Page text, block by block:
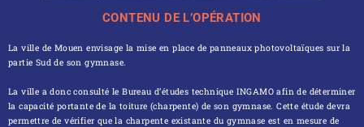
CONTENU DE L’OPÉRATION
La ville de Mouen envisage la mise en place de panneaux photovoltaïques sur la
partie Sud de son gymnase.
La ville a donc consulté le Bureau d’études technique INGAMO afin de déterminer
la capacité portante de la toiture (charpente) de son gymnase. Cette étude devra
permettre de vérifier que la charpente existante du gymnase est en mesure de